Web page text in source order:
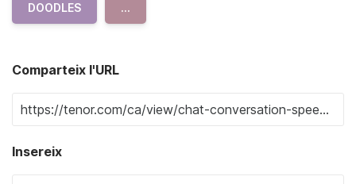
DOODLES ...
Comparteix l'URL
Insereix